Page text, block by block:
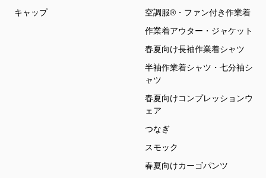
キャップ
空調服®・ファン付き作業着
作業着アウター・ジャケット
春夏向け長袖作業着シャツ
半袖作業着シャツ・七分袖シ
ャツ
春夏向けコンプレッションウ
ェア
つなぎ
スモック
春夏向けカーゴパンツ